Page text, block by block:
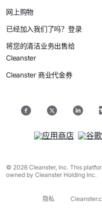
网上购物
已经加入我们了吗？登录
将您的清洁业务出售给
Cleanster
Cleanster 商业代金券
© 2026 Cleanster, Inc. This
owned by Cleanster Holding Inc.
隐私